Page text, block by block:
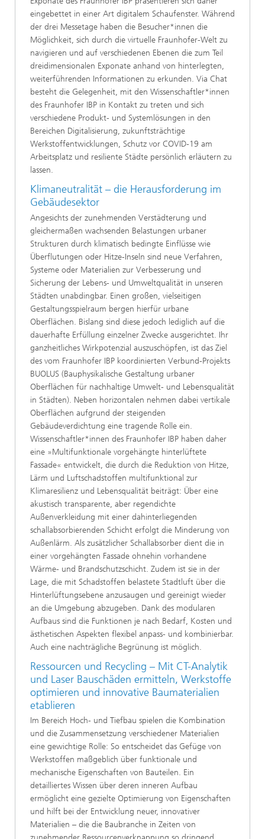
eingebettet in einer Art digitalem Schaufenster. Während
der drei Messetage haben die Besucher*innen die
Möglichkeit, sich durch die virtuelle Fraunhofer-Welt zu
navigieren und auf verschiedenen Ebenen die zum Teil
dreidimensionalen Exponate anhand von hinterlegten,
weiterführenden Informationen zu erkunden. Via Chat
besteht die Gelegenheit, mit den Wissenschaftler*innen
des Fraunhofer IBP in Kontakt zu treten und sich
verschiedene Produkt- und Systemlösungen in den
Bereichen Digitalisierung, zukunftsträchtige
Werkstoffentwicklungen, Schutz vor COVID-19 am
Arbeitsplatz und resiliente Städte persönlich erläutern zu
lassen.
Klimaneutralität – die Herausforderung im
Gebäudesektor
Angesichts der zunehmenden Verstädterung und
gleichermaßen wachsenden Belastungen urbaner
Strukturen durch klimatisch bedingte Einflüsse wie
Überflutungen oder Hitze-Inseln sind neue Verfahren,
Systeme oder Materialien zur Verbesserung und
Sicherung der Lebens- und Umweltqualität in unseren
Städten unabdingbar. Einen großen, vielseitigen
Gestaltungsspielraum bergen hierfür urbane
Oberflächen. Bislang sind diese jedoch lediglich auf die
dauerhafte Erfüllung einzelner Zwecke ausgerichtet. Ihr
ganzheitliches Wirkpotenzial auszuschöpfen, ist das Ziel
des vom Fraunhofer IBP koordinierten Verbund-Projekts
BUOLUS (Bauphysikalische Gestaltung urbaner
Oberflächen für nachhaltige Umwelt- und Lebensqualität
in Städten). Neben horizontalen nehmen dabei vertikale
Oberflächen aufgrund der steigenden
Gebäudeverdichtung eine tragende Rolle ein.
Wissenschaftler*innen des Fraunhofer IBP haben daher
eine »Multifunktionale vorgehängte hinterlüftete
Fassade« entwickelt, die durch die Reduktion von Hitze,
Lärm und Luftschadstoffen multifunktional zur
Klimaresilienz und Lebensqualität beiträgt: Über eine
akustisch transparente, aber regendichte
Außenverkleidung mit einer dahinterliegenden
schallabsorbierenden Schicht erfolgt die Minderung von
Außenlärm. Als zusätzlicher Schallabsorber dient die in
einer vorgehängten Fassade ohnehin vorhandene
Wärme- und Brandschutzschicht. Zudem ist sie in der
Lage, die mit Schadstoffen belastete Stadtluft über die
Hinterlüftungsebene anzusaugen und gereinigt wieder
an die Umgebung abzugeben. Dank des modularen
Aufbaus sind die Funktionen je nach Bedarf, Kosten und
ästhetischen Aspekten flexibel anpass- und kombinierbar.
Auch eine nachträgliche Begrünung ist möglich.
Ressourcen und Recycling – Mit CT-Analytik
und Laser Bauschäden ermitteln, Werkstoffe
optimieren und innovative Baumaterialien
etablieren
Im Bereich Hoch- und Tiefbau spielen die Kombination
und die Zusammensetzung verschiedener Materialien
eine gewichtige Rolle: So entscheidet das Gefüge von
Werkstoffen maßgeblich über funktionale und
mechanische Eigenschaften von Bauteilen. Ein
detailliertes Wissen über deren inneren Aufbau
ermöglicht eine gezielte Optimierung von Eigenschaften
und hilft bei der Entwicklung neuer, innovativer
Materialien – die die Baubranche in Zeiten von